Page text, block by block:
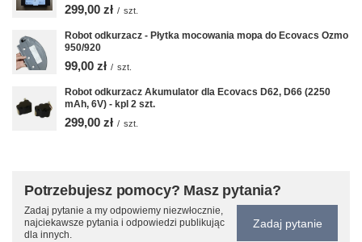
299,00 zł / szt.
Robot odkurzacz - Płytka mocowania mopa do Ecovacs Ozmo
950/920
99,00 zł / szt.
Robot odkurzacz Akumulator dla Ecovacs D62, D66 (2250
mAh, 6V) - kpl 2 szt.
299,00 zł / szt.
Potrzebujesz pomocy? Masz pytania?
Zadaj pytanie a my odpowiemy niezwłocznie,
najciekawsze pytania i odpowiedzi publikując
dla innych.
Zadaj pytanie